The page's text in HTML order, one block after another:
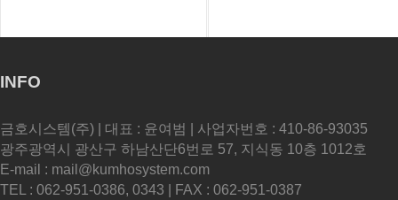
INFO
금호시스템(주) | 대표 : 윤여범 | 사업자번호 : 410-86-93035
광주광역시 광산구 하남산단6번로 57, 지식동 10층 1012호
E-mail : mail@kumhosystem.com
TEL : 062-951-0386, 0343 | FAX : 062-951-0387